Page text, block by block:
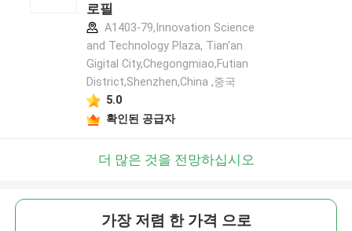
로필
A1403-79,Innovation Science
and Technology Plaza, Tian'an
Gigital City,Chegongmiao,Futian
District,Shenzhen,China ,중국
5.0
확인된 공급자
더 많은 것을 전망하십시오
가장 저렴 한 가격 으로